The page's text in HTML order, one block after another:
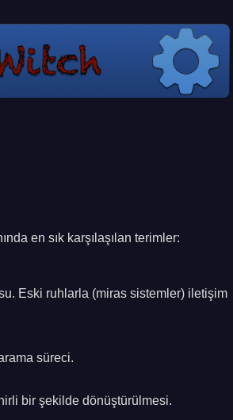
en sık karşılaşılan terimler:
Eski ruhlarla (miras sistemler) iletişim
süreci.
bir şekilde dönüştürülmesi.